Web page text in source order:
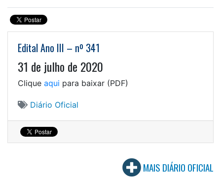
Edital Ano III – nº 341
31 de julho de 2020
Clique aqui para baixar (PDF)
Diário Oficial
MAIS DIÁRIO OFICIAL